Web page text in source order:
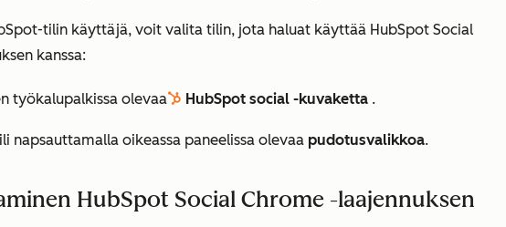
tilin käyttäjä, voit valita tilin, jota haluat käyttää HubSpot Social
kanssa:
työkalupalkissa olevaa sprocket HubSpot social -kuvaketta .
napsauttamalla oikeassa paneelissa olevaa pudotusvalikkoa.
HubSpot Social Chrome -laajennuksen